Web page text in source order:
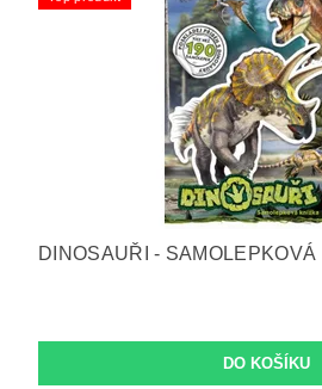
DINOSAUŘI - SAMOLEPKOVÁ